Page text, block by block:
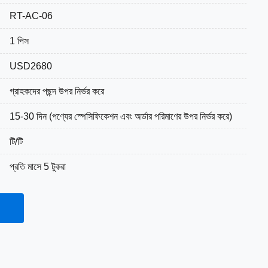
RT-AC-06
1 পিস
USD2680
গ্রাহকদের পছন্দ উপর নির্ভর করে
15-30 দিন (পণ্যের স্পেসিফিকেশন এবং অর্ডার পরিমাণের উপর নির্ভর করে)
টি/টি
প্রতি মাসে 5 টুকরা